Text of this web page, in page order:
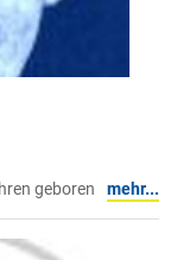
geboren mehr...